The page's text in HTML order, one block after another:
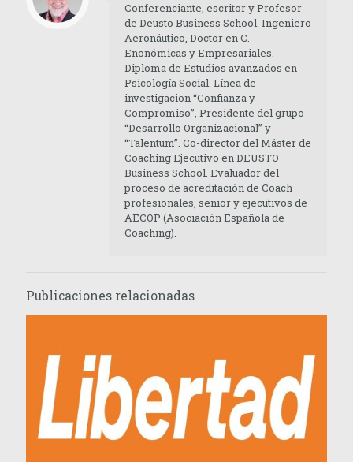
Conferenciante, escritor y Profesor
de Deusto Business School. Ingeniero
Aeronáutico, Doctor en C.
Enonómicas y Empresariales.
Diploma de Estudios avanzados en
Psicología Social. Línea de
investigacion “Confianza y
Compromiso”, Presidente del grupo
“Desarrollo Organizacional” y
“Talentum”. Co-director del Máster de
Coaching Ejecutivo en DEUSTO
Business School. Evaluador del
proceso de acreditación de Coach
profesionales, senior y ejecutivos de
AECOP (Asociación Española de
Coaching).
Publicaciones relacionadas